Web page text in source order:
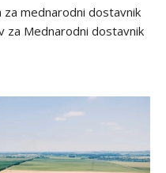
mednarodni dostavnik
za Mednarodni dostavnik